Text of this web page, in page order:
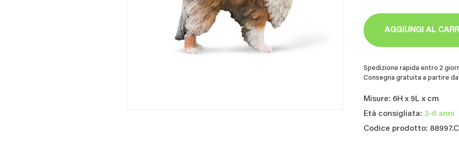
AGGIUNGI AL
Spedizione rapida entro 2
Consegna gratuita a partire
Misure: 6H x 9L x cm
Età consigliata: 3-6 anni
Codice prodotto: